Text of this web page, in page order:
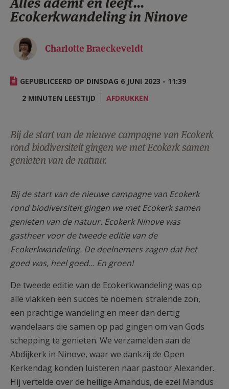
AANMELDEN OF REGISTREREN
Ecokerkwandeling in Ninove
Charlotte Braeckeveldt
GEPUBLICEERD OP DINSDAG 6 JUNI 2023 - 11:39
2 MINUTEN LEESTIJD
AFDRUKKEN
Bij de start van de nieuwe campagne van Ecokerk
rond biodiversiteit gingen we met Ecokerk samen
genieten van de natuur.
Bij de start van de nieuwe campagne van Ecokerk
rond biodiversiteit gingen we met Ecokerk samen
genieten van de natuur. Ecokerk Ninove was
gastheer voor de tweede editie van de
Ecokerkwandeling. De deelnemers zagen dat het
goed was, heel goed... En groen!
De tweede editie van de Ecokerkwandeling was op
alle vlakken een succes te noemen: stralende zon,
een prachtige wandeling en meer dan dertig
wandelaars die samen op pad gingen om van Gods
schepping te genieten. We verzamelden aan de
Abdijkerk in Ninove, waar we dankzij de Open
Kerkendag konden luisteren naar pastoor Alexander.
Hij vertelde over de heilige Amandus, de ezel Mandus